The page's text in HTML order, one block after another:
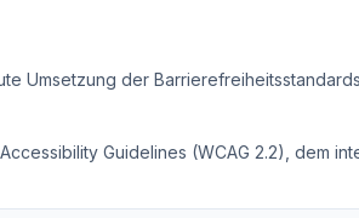
Umsetzung der Barrierefreiheitsstandards
Guidelines (WCAG 2.2), dem